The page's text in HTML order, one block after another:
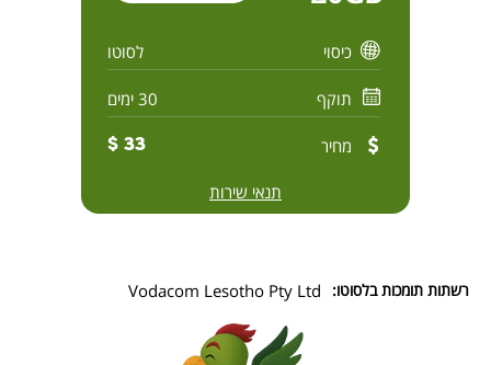
כיסוי לסוטו
תוקף 30 ימים
מחיר 33 $
תנאי שירות
רשתות תומכות בלסוטו: Vodacom Lesotho Pty Ltd